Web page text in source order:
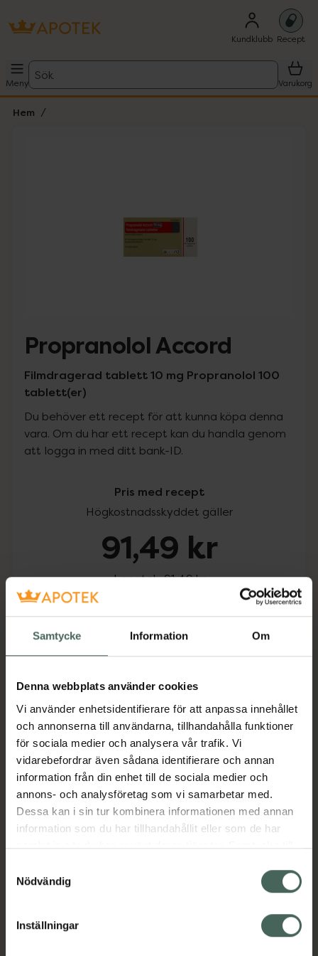
Samtycke Information Om
Denna webbplats använder cookies
Vi använder enhetsidentifierare för att anpassa innehållet
och annonserna till användarna, tillhandahålla funktioner
för sociala medier och analysera vår trafik. Vi
vidarebefordrar även sådana identifierare och annan
information från din enhet till de sociala medier och
annons- och analysföretag som vi samarbetar med.
Dessa kan i sin tur kombinera informationen med annan
information som du har tillhandahållit eller som de har
samlat in när du har använt deras tjänster. Samtycke till
återkalla ditt samtycke via webbplatsens
cookieinställningar. Ett återkallat samtycke påverkar inte
lagligheten av behandling som skett innan återkallelsen.
Nödvändig
Inställningar
Kundklubb Recept
Meny
Sök
Varukorg
Hem
Propranolol Accord
Filmdragerad tablett 10 mg Propranolol 100
tablett(er)
Du behöver ett recept för att kunna köpa denna
vara. Om du har ett recept kan du handla genom
att logga in med ditt bank-ID.
Pris med recept
Högkostnadsskyddet gäller
91,49 kr
I apotek:91,49 kr
Köp via ditt recept
Aktuella erbjudanden
Beskrivning Dölj
Läs alltid bipacksedeln innan
användning.
Bipacksedel från FASS Visa